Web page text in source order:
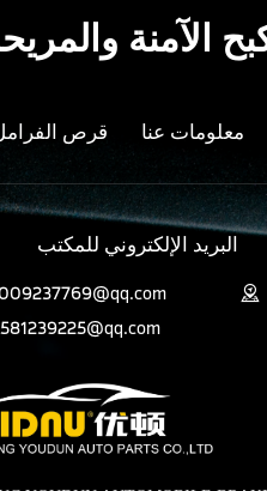
الآمنة
قرص معلومات عنا
البريد الإلكتروني للمكتب
